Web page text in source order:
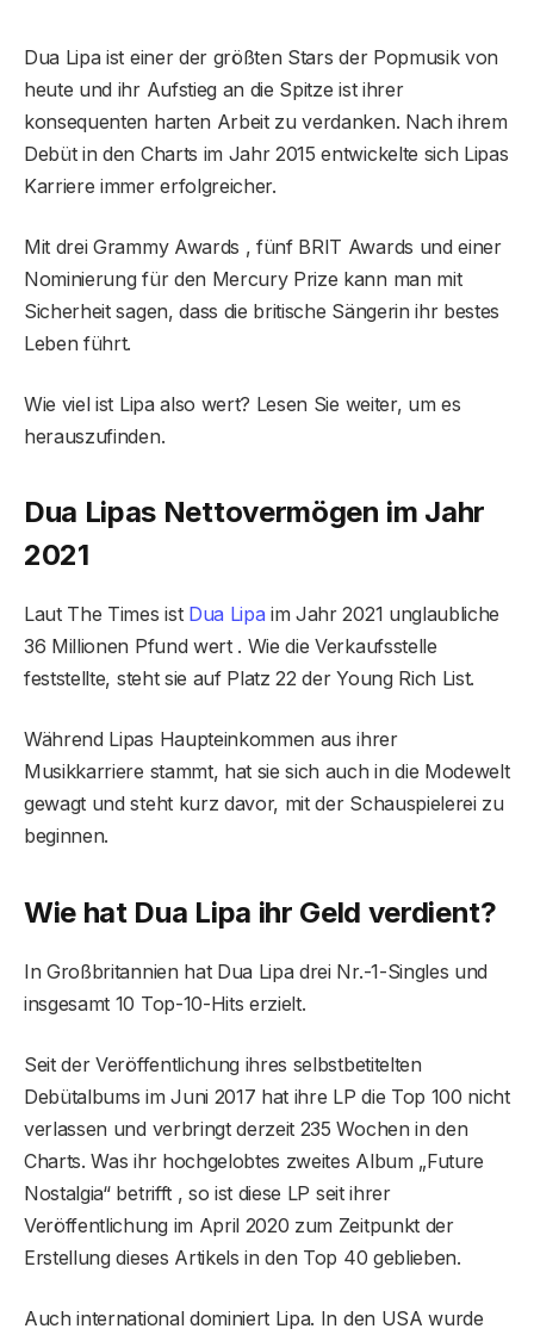
Dua Lipa ist einer der größten Stars der Popmusik von
heute und ihr Aufstieg an die Spitze ist ihrer
konsequenten harten Arbeit zu verdanken. Nach ihrem
Debüt in den Charts im Jahr 2015 entwickelte sich Lipas
Karriere immer erfolgreicher.
Mit drei Grammy Awards , fünf BRIT Awards und einer
Nominierung für den Mercury Prize kann man mit
Sicherheit sagen, dass die britische Sängerin ihr bestes
Leben führt.
Wie viel ist Lipa also wert? Lesen Sie weiter, um es
herauszufinden.
Dua Lipas Nettovermögen im Jahr
2021
Laut The Times ist Dua Lipa im Jahr 2021 unglaubliche
36 Millionen Pfund wert . Wie die Verkaufsstelle
feststellte, steht sie auf Platz 22 der Young Rich List.
Während Lipas Haupteinkommen aus ihrer
Musikkarriere stammt, hat sie sich auch in die Modewelt
gewagt und steht kurz davor, mit der Schauspielerei zu
beginnen.
Wie hat Dua Lipa ihr Geld verdient?
In Großbritannien hat Dua Lipa drei Nr.-1-Singles und
insgesamt 10 Top-10-Hits erzielt.
Seit der Veröffentlichung ihres selbstbetitelten
Debütalbums im Juni 2017 hat ihre LP die Top 100 nicht
verlassen und verbringt derzeit 235 Wochen in den
Charts. Was ihr hochgelobtes zweites Album „Future
Nostalgia“ betrifft , so ist diese LP seit ihrer
Veröffentlichung im April 2020 zum Zeitpunkt der
Erstellung dieses Artikels in den Top 40 geblieben.
Auch international dominiert Lipa. In den USA wurde